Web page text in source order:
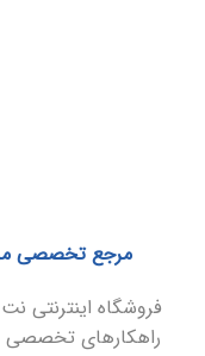
مرجع تخصصی
فروشگاه اینترنتی
راهکارهای تخصصی